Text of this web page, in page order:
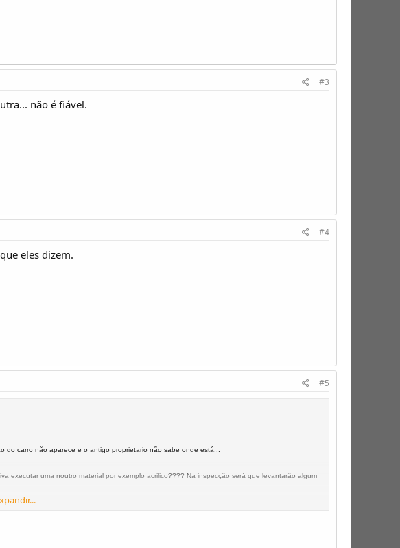
#3
não é fiável.
#4
eles dizem.
#5
do carro não aparece e o antigo proprietario não sabe onde está...
executar uma noutro material por exemplo acrilico???? Na inspecção será que levantarão algum